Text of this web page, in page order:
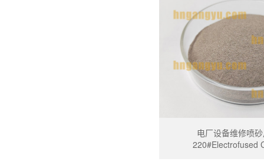
电厂设备维修喷
220#Electrofused